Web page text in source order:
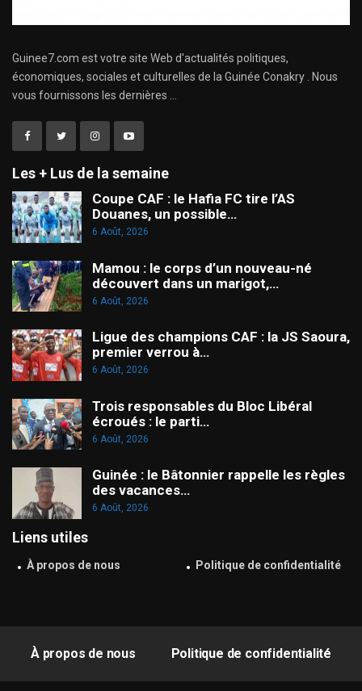
Guinee7.com est votre site Web d'actualités politiques,
économiques, sociales et culturelles de la Guinée Conakry . Nous
vous fournissons les dernières ...
Les + Lus de la semaine
Coupe CAF : le Hafia FC tire l’AS
Douanes, un possible…
6 Août, 2026
Mamou : le corps d’un nouveau-né
découvert dans un marigot,…
6 Août, 2026
Ligue des champions CAF : la JS Saoura,
premier verrou à…
6 Août, 2026
Trois responsables du Bloc Libéral
écroués : le parti…
6 Août, 2026
Guinée : le Bâtonnier rappelle les règles
des vacances…
6 Août, 2026
Liens utiles
À propos de nous Politique de confidentialité
À propos de nous Politique de confidentialité